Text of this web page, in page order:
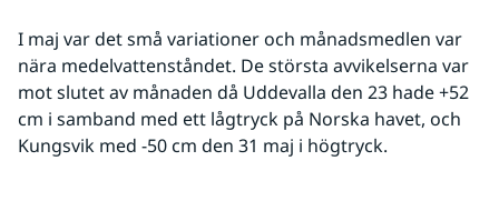
I maj var det små variationer och månadsmedlen var
nära medelvattenståndet. De största avvikelserna var
mot slutet av månaden då Uddevalla den 23 hade +52
cm i samband med ett lågtryck på Norska havet, och
Kungsvik med -50 cm den 31 maj i högtryck.